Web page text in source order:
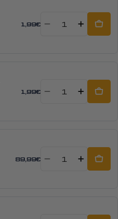
1,99€
Decrease
1,99€
Decrease
89,99€
Decrease